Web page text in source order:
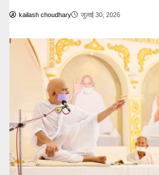
kailash choudhary जुलाई 30, 2026